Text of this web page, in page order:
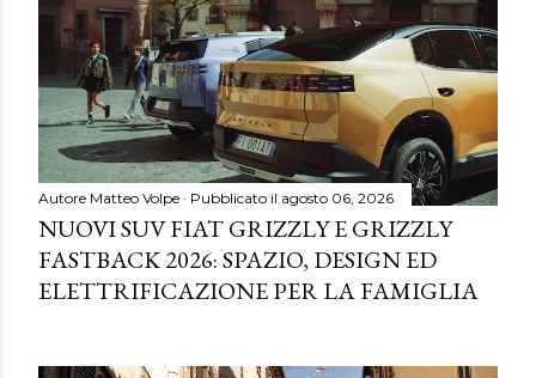
Autore Matteo Volpe Pubblicato il agosto 06, 2026
NUOVI SUV FIAT GRIZZLY E GRIZZLY
FASTBACK 2026: SPAZIO, DESIGN ED
ELETTRIFICAZIONE PER LA FAMIGLIA